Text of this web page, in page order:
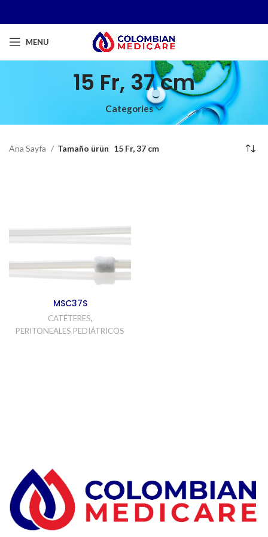
MENU
15 Fr, 37 cm
Categories
Ana Sayfa Tamaño ürün 15 Fr, 37 cm
MSC37S
CATÉTERES,
PERITONEALES PEDIÁTRICOS